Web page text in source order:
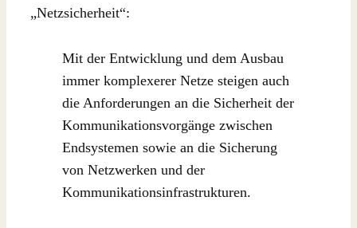
„Netzsicherheit“:
Mit der Entwicklung und dem Ausbau
immer komplexerer Netze steigen auch
die Anforderungen an die Sicherheit der
Kommunikationsvorgänge zwischen
Endsystemen sowie an die Sicherung
von Netzwerken und der
Kommunikationsinfrastrukturen.